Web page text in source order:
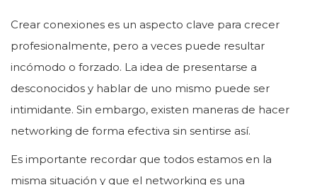
Crear conexiones es un aspecto clave para crecer
profesionalmente, pero a veces puede resultar
incómodo o forzado. La idea de presentarse a
desconocidos y hablar de uno mismo puede ser
intimidante. Sin embargo, existen maneras de hacer
networking de forma efectiva sin sentirse así.
Es importante recordar que todos estamos en la
misma situación y que el networking es una